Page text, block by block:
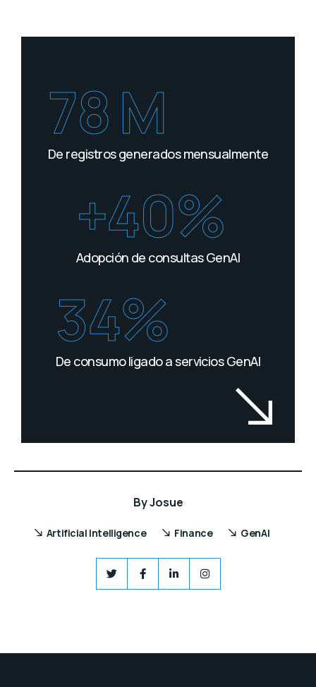
78 M
De registros generados mensualmente
+40%
Adopción de consultas GenAI
34%
De consumo ligado a servicios GenAI
ByJosue
Artificial Intelligence Finance GenAI